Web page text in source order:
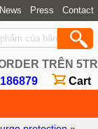
News Press Contact
TRÊN 5TR
Cart